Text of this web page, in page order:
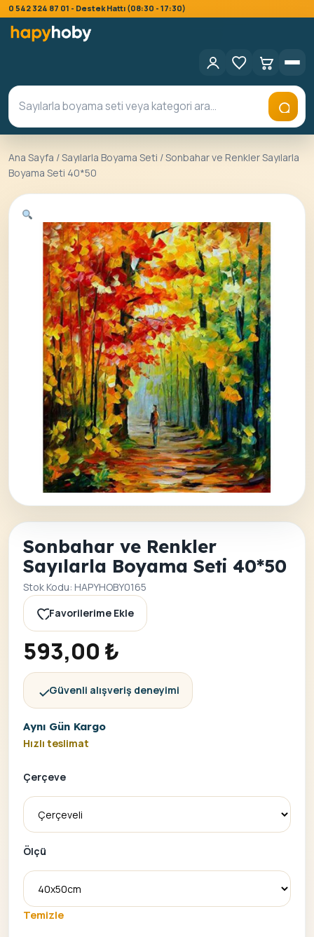
0 542 324 87 01 - Destek Hattı (08:30 - 17:30)
Ana Sayfa /Sayılarla Boyama Seti / Sonbahar ve Renkler Sayılarla
Boyama Seti 40*50
Sonbahar ve Renkler
Sayılarla Boyama Seti 40*50
Stok Kodu: HAPYHOBY0165
Favorilerime Ekle
593,00 ₺
Güvenli alışveriş deneyimi
Aynı Gün Kargo
Hızlı teslimat
Çerçeve
Ölçü
Temizle